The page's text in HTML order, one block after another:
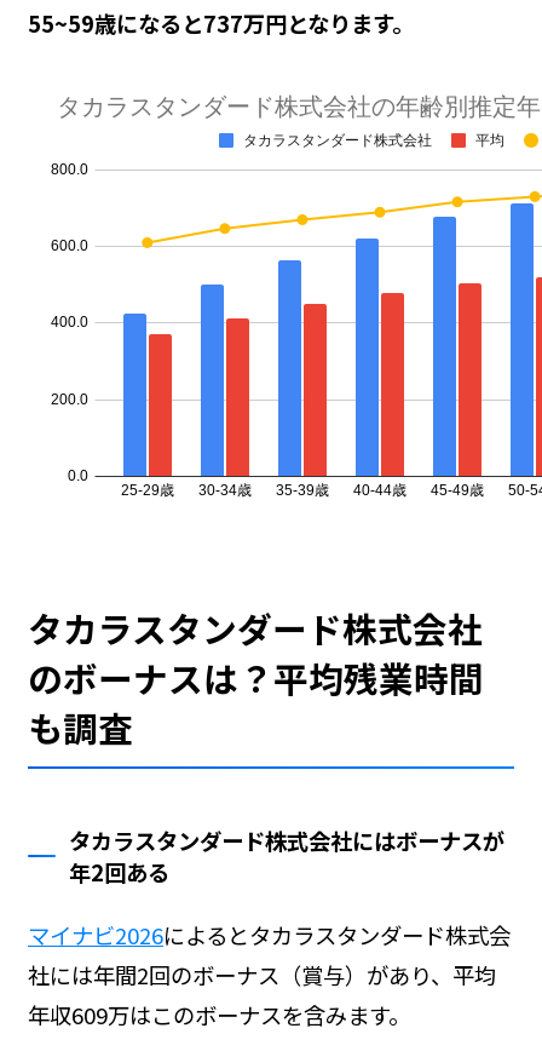
55~59歳になると737万円となります。
タカラスタンダード株式会社
のボーナスは？平均残業時間
も調査
タカラスタンダード株式会社にはボーナスが
年2回ある
マイナビ2026によるとタカラスタンダード株式会
社には年間2回のボーナス（賞与）があり、平均
年収609万はこのボーナスを含みます。